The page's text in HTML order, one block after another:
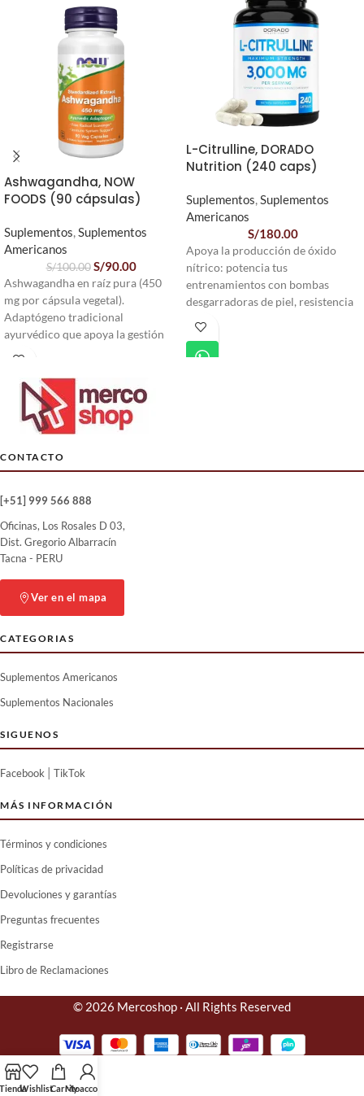
Ashwagandha, NOW
FOODS (90 cápsulas)
Suplementos,Suplementos
Americanos
S/100.00 S/90.00
Ashwagandha en raíz pura (450
mg por cápsula vegetal).
Adaptógeno tradicional
ayurvédico que apoya la gestión
L-Citrulline, DORADO
Nutrition (240 caps)
Suplementos,Suplementos
Americanos
S/180.00
Apoya la producción de óxido
nítrico: potencia tus
entrenamientos con bombas
desgarradoras de piel, resistencia
cápsulas de L-citrulina están
formuladas con ingredientes de
muscular. (240 cápsulas 60
CONTACTO
[+51] 999 566 888
Oficinas, Los Rosales D 03,
Dist. Gregorio Albarracín
Tacna - PERU
Ver en el mapa
CATEGORIAS
Suplementos Americanos
Suplementos Nacionales
SIGUENOS
Facebook TikTok
MÁS INFORMACIÓN
Términos y condiciones
Políticas de privacidad
Devoluciones y garantías
Preguntas frecuentes
Registrarse
Libro de Reclamaciones
© 2026 Mercoshop · All Rights Reserved
TiendaWishlistCarritoMy account